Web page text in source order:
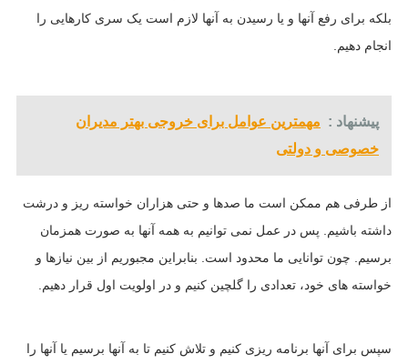
بلکه برای رفع آنها و یا رسیدن به آنها لازم است یک سری کارهایی را
انجام دهیم.
پیشنهاد : مهمترین عوامل برای خروجی بهتر مدیران
خصوصی و دولتی
از طرفی هم ممکن است ما صدها و حتی هزاران خواسته ریز و درشت
داشته باشیم. پس در عمل نمی توانیم به همه آنها به صورت همزمان
برسیم. چون توانایی ما محدود است. بنابراین مجبوریم از بین نیازها و
خواسته های خود، تعدادی را گلچین کنیم و در اولویت اول قرار دهیم.
سپس برای آنها برنامه ریزی کنیم و تلاش کنیم تا به آنها برسیم یا آنها را